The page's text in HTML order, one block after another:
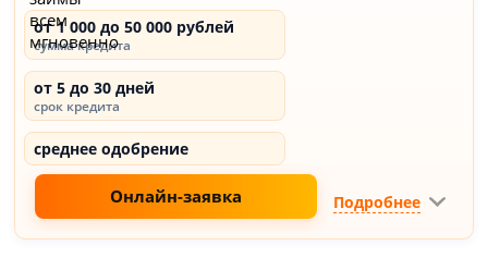
от 1 000 до 50 000 рублей
сумма кредита
от 5 до 30 дней
срок кредита
среднее одобрение
Онлайн-заявка Подробнее